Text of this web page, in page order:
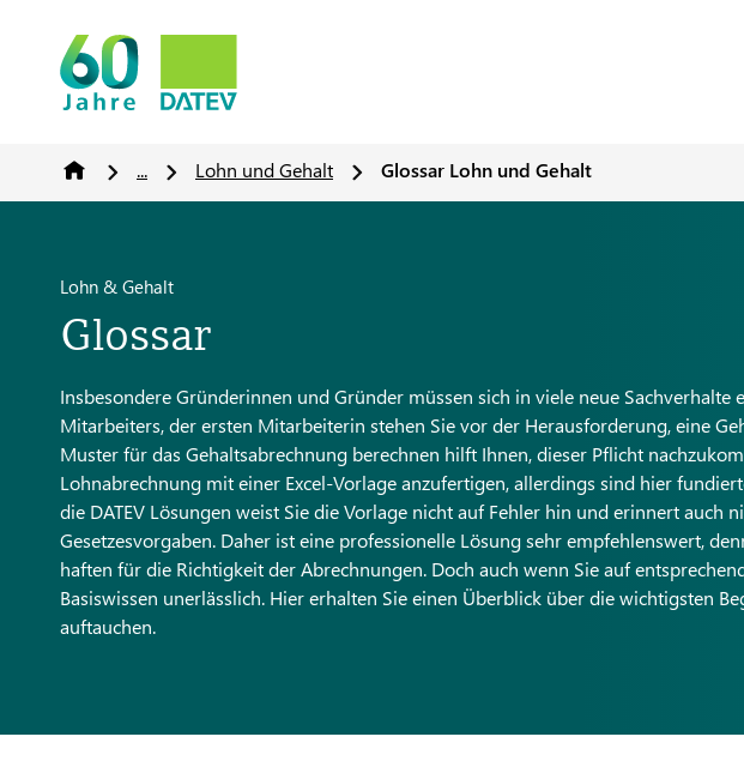
... Lohn und Gehalt Glossar Lohn und Gehalt
Lohn & Gehalt
Glossar
Insbesondere Gründerinnen und Gründer müssen sich in viele neue Sachverhalte
Mitarbeiters, der ersten Mitarbeiterin stehen Sie vor der Herausforderung, eine
Muster für das Gehaltsabrechnung berechnen hilft Ihnen, dieser Pflicht
Lohnabrechnung mit einer Excel-Vorlage anzufertigen, allerdings sind hier
die DATEV Lösungen weist Sie die Vorlage nicht auf Fehler hin und erinnert auch
Gesetzesvorgaben. Daher ist eine professionelle Lösung sehr empfehlenswert,
haften für die Richtigkeit der Abrechnungen. Doch auch wenn Sie auf
Basiswissen unerlässlich. Hier erhalten Sie einen Überblick über die wichtigsten
auftauchen.